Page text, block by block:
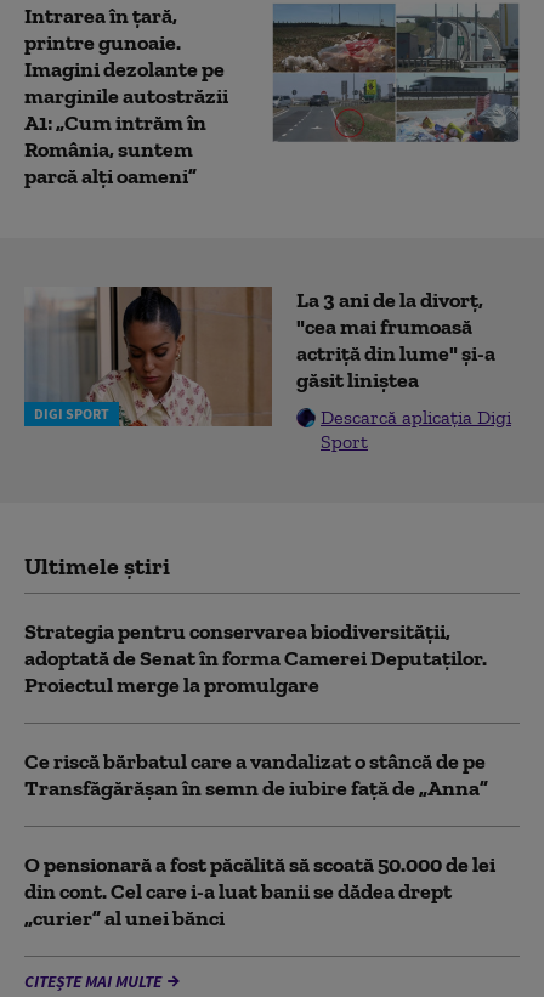
Intrarea în țară,
printre gunoaie.
Imagini dezolante pe
marginile autostrăzii
A1: „Cum intrăm în
România, suntem
parcă alți oameni”
DIGI SPORT
La 3 ani de la divorț,
"cea mai frumoasă
actriță din lume" și-a
găsit liniștea
Descarcă aplicația Digi
Sport
Ultimele știri
Strategia pentru conservarea biodiversității,
adoptată de Senat în forma Camerei Deputaților.
Proiectul merge la promulgare
Ce riscă bărbatul care a vandalizat o stâncă de pe
Transfăgărășan în semn de iubire față de „Anna”
O pensionară a fost păcălită să scoată 50.000 de lei
din cont. Cel care i-a luat banii se dădea drept
„curier” al unei bănci
CITEȘTE MAI MULTE